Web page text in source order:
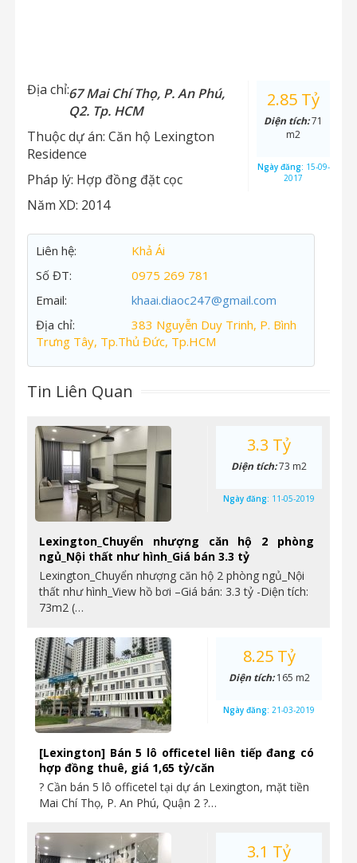
Địa chỉ:67 Mai Chí Thọ, P. An Phú,
Q2. Tp. HCM
Thuộc dự án: Căn hộ Lexington
Residence
Pháp lý: Hợp đồng đặt cọc
Năm XD: 2014
2.85 Tỷ
Diện tích:71
m2
Ngày đăng: 15-09-
2017
Liên hệ:
Khả Ái
Số ĐT:
0975 269 781
Email:
khaai.diaoc247@gmail.com
Địa chỉ:
383 Nguyễn Duy Trinh, P. Bình
Trưng Tây, Tp.Thủ Đức, Tp.HCM
Tin Liên Quan
Lexington_Chuyển nhượng căn hộ 2 phòng
ngủ_Nội thất như hình_Giá bán 3.3 tỷ
Lexington_Chuyển nhượng căn hộ 2 phòng ngủ_Nội
thất như hình_View hồ bơi –Giá bán: 3.3 tỷ -Diện tích:
73m2 (…
3.3 Tỷ
Diện tích:73 m2
Ngày đăng: 11-05-2019
[Lexington] Bán 5 lô officetel liên tiếp đang có
hợp đồng thuê, giá 1,65 tỷ/căn
? Cần bán 5 lô officetel tại dự án Lexington, mặt tiền
Mai Chí Thọ, P. An Phú, Quận 2 ?…
8.25 Tỷ
Diện tích:165 m2
Ngày đăng: 21-03-2019
3.1 Tỷ